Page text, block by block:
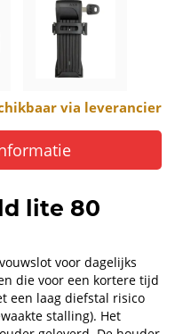
via leverancier
lite 80
voor dagelijks
die voor een kortere tijd
een laag diefstal risico
stalling). Het